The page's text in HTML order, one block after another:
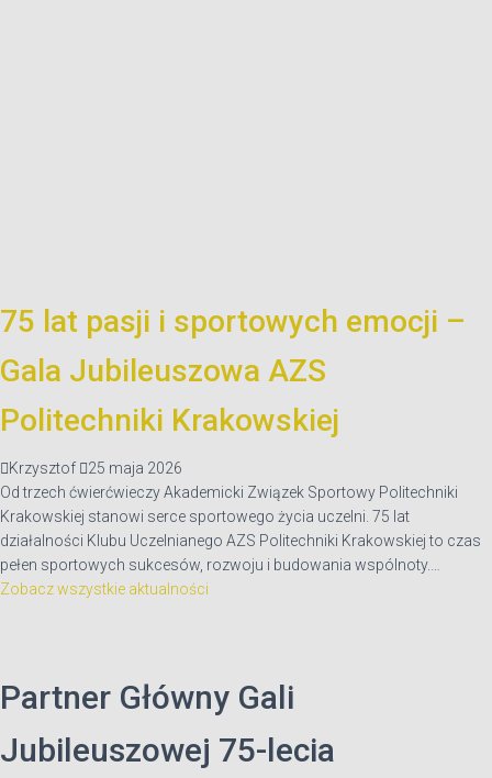
75 lat pasji i sportowych emocji –
Gala Jubileuszowa AZS
Politechniki Krakowskiej
Krzysztof
25 maja 2026
Od trzech ćwierćwieczy Akademicki Związek Sportowy Politechniki
Krakowskiej stanowi serce sportowego życia uczelni. 75 lat
działalności Klubu Uczelnianego AZS Politechniki Krakowskiej to czas
pełen sportowych sukcesów, rozwoju i budowania wspólnoty.…
Zobacz wszystkie aktualności
Partner Główny Gali
Jubileuszowej 75-lecia